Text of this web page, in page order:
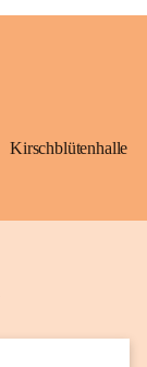
Kirschblütenhalle